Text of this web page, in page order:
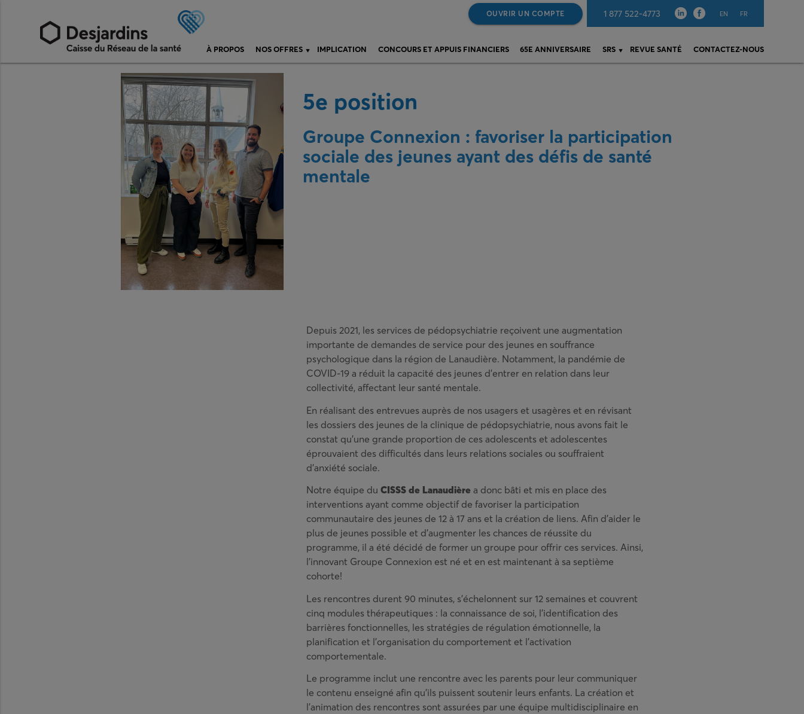
OUVRIR UN COMPTE 1 877 522-4773 EN FR
À PROPOS NOS OFFRES IMPLICATION CONCOURS ET APPUIS FINANCIERS 65E ANNIVERSAIRE SRS REVUE SANTÉ CONTACTEZ-NOUS
5e position
Groupe Connexion : favoriser la participation
sociale des jeunes ayant des défis de santé
mentale
Depuis 2021, les services de pédopsychiatrie reçoivent une augmentation
importante de demandes de service pour des jeunes en souffrance
psychologique dans la région de Lanaudière. Notamment, la pandémie de
COVID-19 a réduit la capacité des jeunes d’entrer en relation dans leur
collectivité, affectant leur santé mentale.
En réalisant des entrevues auprès de nos usagers et usagères et en révisant
les dossiers des jeunes de la clinique de pédopsychiatrie, nous avons fait le
constat qu’une grande proportion de ces adolescents et adolescentes
éprouvaient des difficultés dans leurs relations sociales ou souffraient
d’anxiété sociale.
Notre équipe duCISSS de Lanaudière a donc bâti et mis en place des
interventions ayant comme objectif de favoriser la participation
communautaire des jeunes de 12 à 17 ans et la création de liens. Afin d’aider le
plus de jeunes possible et d’augmenter les chances de réussite du
programme, il a été décidé de former un groupe pour offrir ces services. Ainsi,
l’innovant Groupe Connexion est né et en est maintenant à sa septième
cohorte!
Les rencontres durent 90 minutes, s’échelonnent sur 12 semaines et couvrent
cinq modules thérapeutiques : la connaissance de soi, l’identification des
barrières fonctionnelles, les stratégies de régulation émotionnelle, la
planification et l’organisation du comportement et l’activation
comportementale.
Le programme inclut une rencontre avec les parents pour leur communiquer
le contenu enseigné afin qu’ils puissent soutenir leurs enfants. La création et
l’animation des rencontres sont assurées par une équipe multidisciplinaire en